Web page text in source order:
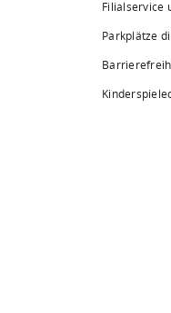
Filialservice
Parkplätze